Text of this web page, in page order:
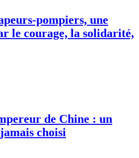
pompiers, une
le courage, la solidarité,
de Chine : un
choisi